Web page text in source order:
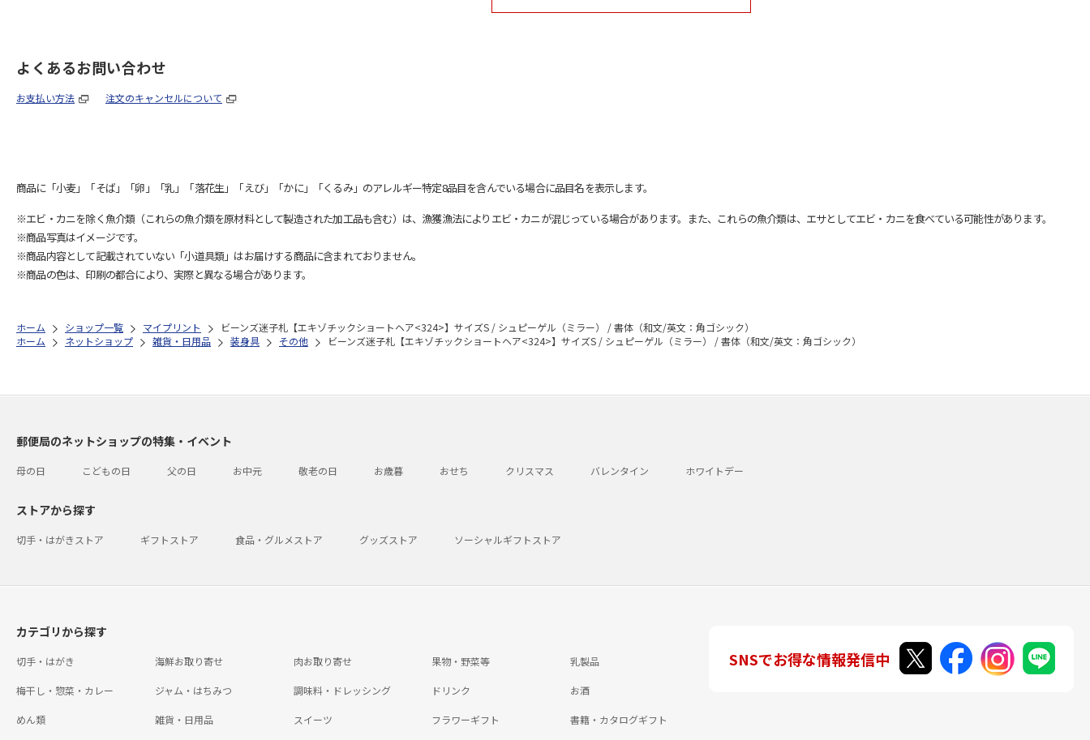
よくあるお問い合わせ
お支払い方法 注文のキャンセルについて
商品に「小麦」「そば」「卵」「乳」「落花生」「えび」「かに」「くるみ」のアレルギー特定8品目を含んでいる場合に品目名を表示します。
※エビ・カニを除く魚介類（これらの魚介類を原材料として製造された加工品も含む）は、漁獲漁法によりエビ・カニが混じっている場合があります。また、これらの魚介類は、エサとしてエビ・カニを食べている可能性があります。
※商品写真はイメージです。
※商品内容として記載されていない「小道具類」はお届けする商品に含まれておりません。
※商品の色は、印刷の都合により、実際と異なる場合があります。
ホーム ショップ一覧 マイプリント
ビーンズ迷子札【エキゾチックショートヘア<324>】サイズS / シュピーゲル（ミラー） / 書体（和文/英文：角ゴシック）
ホーム
ネットショップ 雑貨・日用品 装身具 その他 ビーンズ迷子札【エキゾチックショートヘア<324>】サイズS / シュピーゲル（ミラー） / 書体（和文/英文：角ゴシック）
郵便局のネットショップの特集・イベント
母の日 こどもの日 父の日 お中元 敬老の日 お歳暮 おせち クリスマス バレンタイン ホワイトデー
ストアから探す
切手・はがきストア ギフトストア 食品・グルメストア グッズストア ソーシャルギフトストア
カテゴリから探す
切手・はがき 海鮮お取り寄せ 肉お取り寄せ 果物・野菜等 乳製品
梅干し・惣菜・カレー ジャム・はちみつ 調味料・ドレッシング ドリンク お酒
めん類 雑貨・日用品 スイーツ フラワーギフト 書籍・カタログギフト
SNSでお得な情報発信中